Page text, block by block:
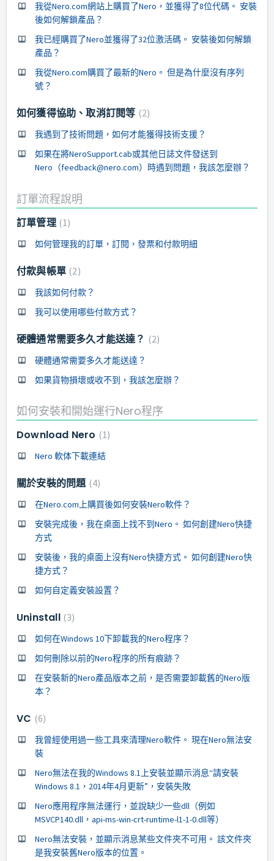
我從Nero.com網站上購買了Nero，並獲得了8位代碼。 安裝
後如何解鎖產品？
我已經購買了Nero並獲得了32位激活碼。 安裝後如何解鎖
產品？
我從Nero.com購買了最新的Nero。 但是為什麼沒有序列
號？
如何獲得協助、取消訂閱等 2
我遇到了技術問題，如何才能獲得技術支援？
如果在將NeroSupport.cab或其他日誌文件發送到
Nero（feedback@nero.com）時遇到問題，我該怎麼辦？
訂單流程說明
訂單管理 1
如何管理我的訂單，訂閱，發票和付款明細
付款與帳單 2
我該如何付款？
我可以使用哪些付款方式？
硬體通常需要多久才能送達？ 2
硬體通常需要多久才能送達？
如果貨物損壞或收不到，我該怎麼辦？
如何安裝和開始運行Nero程序
Download Nero 1
Nero 軟体下載連結
關於安裝的問題 4
在Nero.com上購買後如何安裝Nero軟件？
安裝完成後，我在桌面上找不到Nero。 如何創建Nero快捷
方式
安裝後，我的桌面上沒有Nero快捷方式。 如何創建Nero快
捷方式？
如何自定義安裝設置？
Uninstall 3
如何在Windows 10下卸載我的Nero程序？
如何刪除以前的Nero程序的所有痕跡？
在安裝新的Nero產品版本之前，是否需要卸載舊的Nero版
本？
VC 6
我曾經使用過一些工具來清理Nero軟件。 現在Nero無法安
裝
Nero無法在我的Windows 8.1上安裝並顯示消息“請安裝
Windows 8.1，2014年4月更新”，安裝失敗
Nero應用程序無法運行，並說缺少一些dll（例如
MSVCP140.dll，api-ms-win-crt-runtime-l1-1-0.dll等）
Nero無法安裝，並顯示消息某些文件夾不可用。 該文件夾
是我安裝舊Nero版本的位置。